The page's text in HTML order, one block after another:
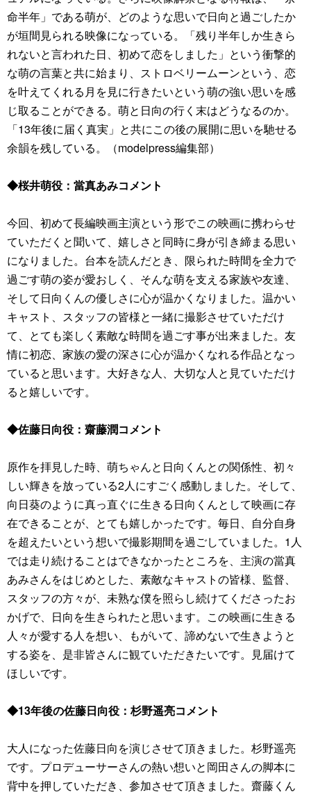
命半年」である萌が、どのような思いで日向と過ごしたか
が垣間見られる映像になっている。「残り半年しか生きら
れないと言われた日、初めて恋をしました」という衝撃的
な萌の言葉と共に始まり、ストロベリームーンという、恋
を叶えてくれる月を見に行きたいという萌の強い思いを感
じ取ることができる。萌と日向の行く末はどうなるのか。
「13年後に届く真実」と共にこの後の展開に思いを馳せる
余韻を残している。（modelpress編集部）
◆桜井萌役：當真あみコメント
今回、初めて長編映画主演という形でこの映画に携わらせ
ていただくと聞いて、嬉しさと同時に身が引き締まる思い
になりました。台本を読んだとき、限られた時間を全力で
過ごす萌の姿が愛おしく、そんな萌を支える家族や友達、
そして日向くんの優しさに心が温かくなりました。温かい
キャスト、スタッフの皆様と一緒に撮影させていただけ
て、とても楽しく素敵な時間を過ごす事が出来ました。友
情に初恋、家族の愛の深さに心が温かくなれる作品となっ
ていると思います。大好きな人、大切な人と見ていただけ
ると嬉しいです。
◆佐藤日向役：齋藤潤コメント
原作を拝見した時、萌ちゃんと日向くんとの関係性、初々
しい輝きを放っている2人にすごく感動しました。そして、
向日葵のように真っ直ぐに生きる日向くんとして映画に存
在できることが、とても嬉しかったです。毎日、自分自身
を超えたいという想いで撮影期間を過ごしていました。1人
では走り続けることはできなかったところを、主演の當真
あみさんをはじめとした、素敵なキャストの皆様、監督、
スタッフの方々が、未熟な僕を照らし続けてくださったお
かげで、日向を生きられたと思います。この映画に生きる
人々が愛する人を想い、もがいて、諦めないで生きようと
する姿を、是非皆さんに観ていただきたいです。見届けて
ほしいです。
◆13年後の佐藤日向役：杉野遥亮コメント
大人になった佐藤日向を演じさせて頂きました。杉野遥亮
です。プロデューサーさんの熱い想いと岡田さんの脚本に
背中を押していただき、参加させて頂きました。齋藤くん